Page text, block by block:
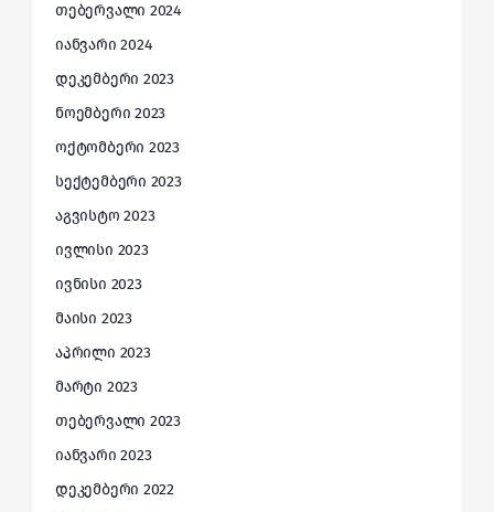
თებერვალი 2024
იანვარი 2024
დეკემბერი 2023
ნოემბერი 2023
ოქტომბერი 2023
სექტემბერი 2023
აგვისტო 2023
ივლისი 2023
ივნისი 2023
მაისი 2023
აპრილი 2023
მარტი 2023
თებერვალი 2023
იანვარი 2023
დეკემბერი 2022